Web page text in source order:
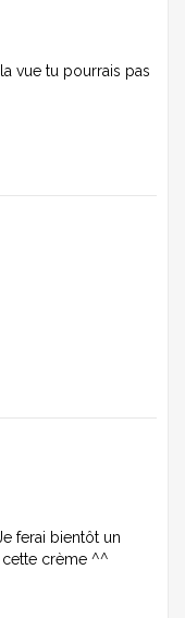
vue tu pourrais pas
ferai bientôt un
crème ^^